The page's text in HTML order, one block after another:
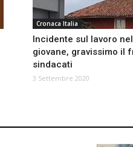
Cronaca Italia
Incidente sul lavoro
giovane, gravissimo il
sindacati
3 Settembre 2020